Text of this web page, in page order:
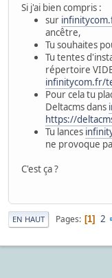
Si j'ai bien compris :
sur
ancêtre,
Tu souhaites
Tu tentes
répertoire
infinitycom.fr/
Pour cela tu
Deltacms dans
https://
Tu lances
ne provoque
C'est ça ?
EN HAUT Pages 1 2